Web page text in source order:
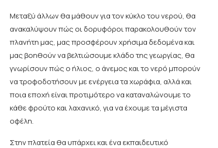
Μεταξύ άλλων θα μάθουν για τον κύκλο του νερού, θα
ανακαλύψουν πώς οι δορυφόροι παρακολουθούν τον
πλανήτη μας, μας προσφέρουν χρήσιμα δεδομένα και
μας βοηθούν να βελτιώσουμε κλάδο της γεωργίας, θα
γνωρίσουν πώς ο ήλιος, ο άνεμος και το νερό μπορούν
να τροφοδοτήσουν με ενέργεια τα χωράφια, αλλά και
ποια εποχή είναι προτιμότερο να καταναλώνουμε το
κάθε φρούτο και λαχανικό, για να έχουμε τα μέγιστα
οφέλη.
Στην πλατεία θα υπάρχει και ένα εκπαιδευτικό